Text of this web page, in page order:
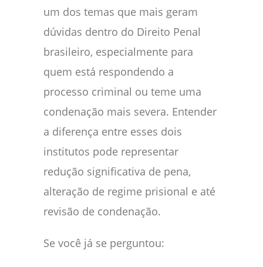
um dos temas que mais geram
dúvidas dentro do Direito Penal
brasileiro, especialmente para
quem está respondendo a
processo criminal ou teme uma
condenação mais severa. Entender
a diferença entre esses dois
institutos pode representar
redução significativa de pena,
alteração de regime prisional e até
revisão de condenação.
Se você já se perguntou: